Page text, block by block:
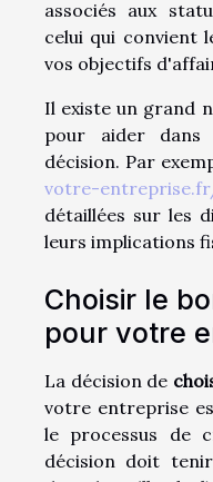
associés aux
celui qui convient
vos objectifs
Il existe un grand
pour aider
décision. Par
votre-
détaillées sur les
leurs implications
Choisir le
pour votre
La décision de
votre entreprise
le processus de
décision doit